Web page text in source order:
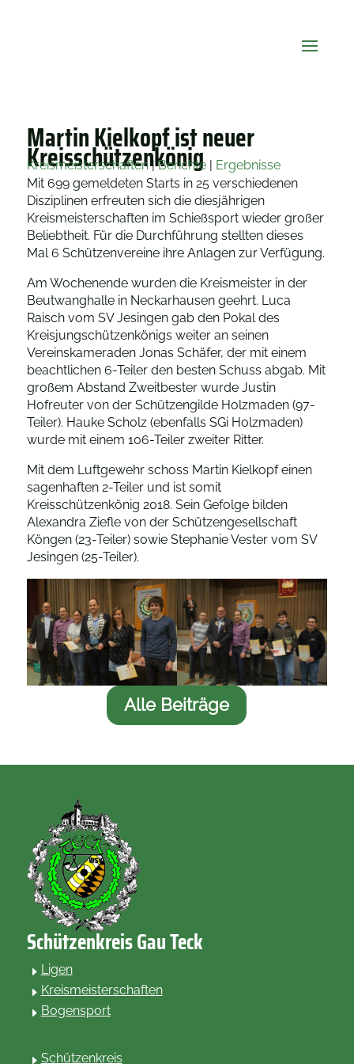
Martin Kielkopf ist neuer
Kreisschützenkönig
Kreismeisterschaften|Berichte| Ergebnisse
Mit 699 gemeldeten Starts in 25 verschiedenen
Disziplinen erfreuten sich die diesjährigen
Kreismeisterschaften im Schießsport wieder großer
Beliebtheit. Für die Durchführung stellten dieses
Mal 6 Schützenvereine ihre Anlagen zur Verfügung.
Am Wochenende wurden die Kreismeister in der
Beutwanghalle in Neckarhausen geehrt. Luca
Raisch vom SV Jesingen gab den Pokal des
Kreisjungschützenkönigs weiter an seinen
Vereinskameraden Jonas Schäfer, der mit einem
beachtlichen 6-Teiler den besten Schuss abgab. Mit
großem Abstand Zweitbester wurde Justin
Hofreuter von der Schützengilde Holzmaden (97-
Teiler). Hauke Scholz (ebenfalls SGi Holzmaden)
wurde mit einem 106-Teiler zweiter Ritter.
Mit dem Luftgewehr schoss Martin Kielkopf einen
sagenhaften 2-Teiler und ist somit
Kreisschützenkönig 2018. Sein Gefolge bilden
Alexandra Ziefle von der Schützengesellschaft
Köngen (23-Teiler) sowie Stephanie Vester vom SV
Jesingen (25-Teiler).
Alle Beiträge
Schützenkreis Gau Teck
ELigen
EKreismeisterschaften
EBogensport
ESchützenkreis